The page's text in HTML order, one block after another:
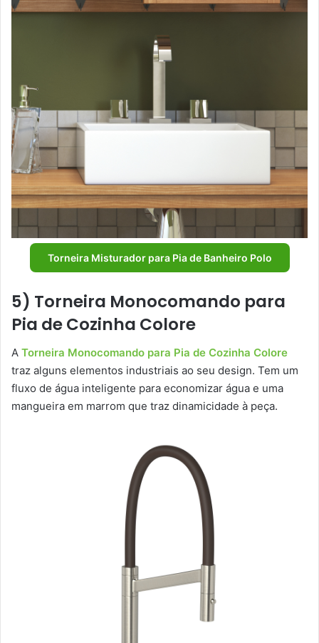
Torneira Misturador para Pia de Banheiro Polo
5) Torneira Monocomando para
Pia de Cozinha Colore
A Torneira Monocomando para Pia de Cozinha Colore
traz alguns elementos industriais ao seu design. Tem um
fluxo de água inteligente para economizar água e uma
mangueira em marrom que traz dinamicidade à peça.